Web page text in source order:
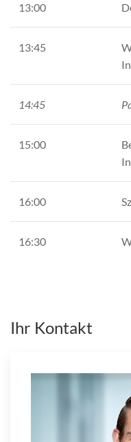
13:00
13:45
14:45
15:00
16:00
16:30
Ihr Kontakt